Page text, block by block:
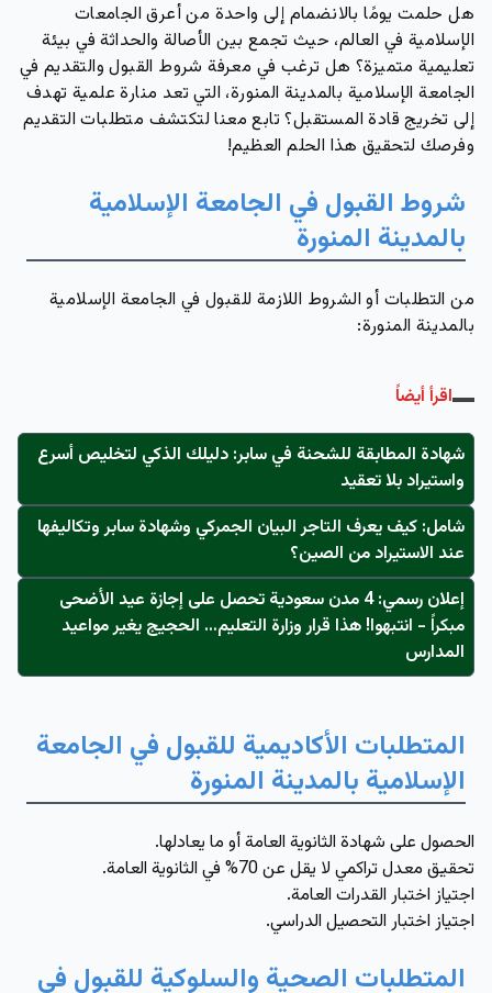
هل حلمت يومًا بالانضمام إلى واحدة من أعرق الجامعات
الإسلامية في العالم، حيث تجمع بين الأصالة والحداثة في بيئة
تعليمية متميزة؟ هل ترغب في معرفة شروط القبول والتقديم في
الجامعة الإسلامية بالمدينة المنورة، التي تعد منارة علمية تهدف
إلى تخريج قادة المستقبل؟ تابع معنا لتكتشف متطلبات التقديم
وفرصك لتحقيق هذا الحلم العظيم!
شروط القبول في الجامعة الإسلامية
بالمدينة المنورة
من التطلبات أو الشروط اللازمة للقبول في الجامعة الإسلامية
بالمدينة المنورة:
اقرأ أيضاً
شهادة المطابقة للشحنة في سابر: دليلك الذكي لتخليص أسرع
واستيراد بلا تعقيد
شامل: كيف يعرف التاجر البيان الجمركي وشهادة سابر وتكاليفها
عند الاستيراد من الصين؟
إعلان رسمي: 4 مدن سعودية تحصل على إجازة عيد الأضحى
مبكراً - انتبهوا! هذا قرار وزارة التعليم… الحجيج يغير مواعيد
المدارس
المتطلبات الأكاديمية للقبول في الجامعة
الإسلامية بالمدينة المنورة
الحصول على شهادة الثانوية العامة أو ما يعادلها.
تحقيق معدل تراكمي لا يقل عن 70% في الثانوية العامة.
اجتياز اختبار القدرات العامة.
اجتياز اختبار التحصيل الدراسي.
المتطلبات الصحية والسلوكية للقبول في